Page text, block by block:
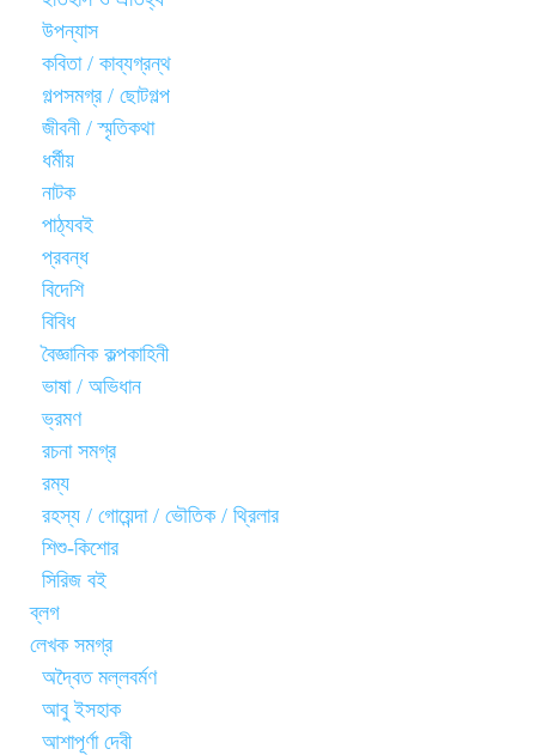
উপন্যাস
কবিতা / কাব্যগ্রন্থ
গল্পসমগ্র / ছোটগল্প
জীবনী / স্মৃতিকথা
ধর্মীয়
নাটক
পাঠ্যবই
প্রবন্ধ
বিদেশি
বিবিধ
বৈজ্ঞানিক কল্পকাহিনী
ভাষা / অভিধান
ভ্রমণ
রচনা সমগ্র
রম্য
রহস্য / গোয়েন্দা / ভৌতিক / থ্রিলার
শিশু-কিশোর
সিরিজ বই
ব্লগ
লেখক সমগ্র
অদ্বৈত মল্লবর্মণ
আবু ইসহাক
আশাপূর্ণা দেবী